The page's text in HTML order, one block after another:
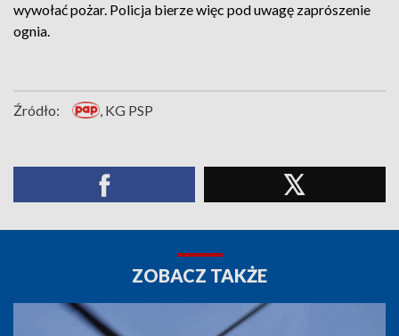
wywołać pożar. Policja bierze więc pod uwagę zaprószenie
ognia.
Źródło: , KG PSP
ZOBACZ TAKŻE